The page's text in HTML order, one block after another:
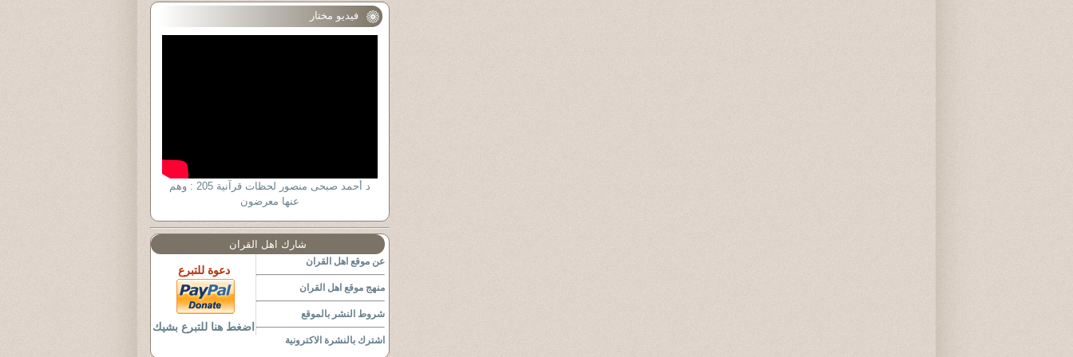
فيديو مختار
د أحمد صبحى منصور لحظات قرآنية 205 : وهم
عنها معرضون
شارك اهل القران
عن موقع اهل القران
منهج موقع اهل القران
شروط النشر بالموقع
اشترك بالنشرة الاكترونية
دعوة للتبرع
اضغط هنا للتبرع بشيك